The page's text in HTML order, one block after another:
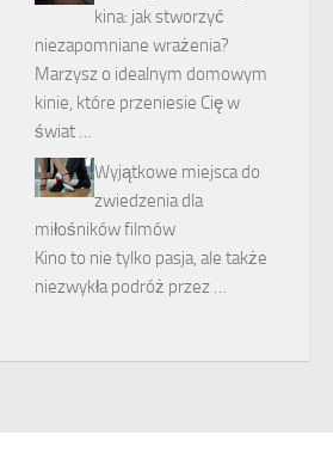
kina: jak stworzyć
niezapomniane wrażenia?
Marzysz o idealnym domowym
kinie, które przeniesie Cię w
świat …
Wyjątkowe miejsca do
zwiedzenia dla
miłośników filmów
Kino to nie tylko pasja, ale także
niezwykła podróż przez …